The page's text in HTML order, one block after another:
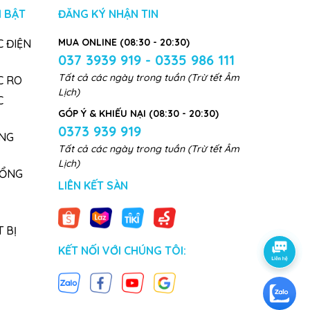
BẬT
ĐIỆN
RO
BỊ
ĐĂNG KÝ NHẬN TIN
MUA ONLINE (08:30 - 20:30)
037 3939 919 - 0335 986 111
Tất cả các ngày trong tuần (Trừ tết Âm
Lịch)
GÓP Ý & KHIẾU NẠI (08:30 - 20:30)
0373 939 919
Tất cả các ngày trong tuần (Trừ tết Âm
Lịch)
LIÊN KẾT SÀN
KẾT NỐI VỚI CHÚNG TÔI: